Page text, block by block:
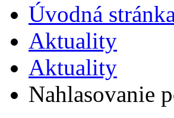
Úvodná
Aktuality
Aktuality
Nahlasovanie